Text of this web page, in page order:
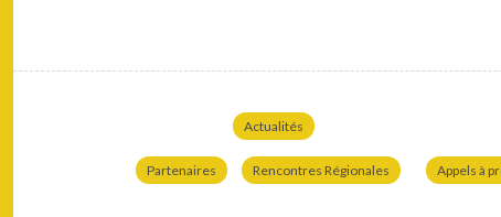
Actualités
Partenaires Rencontres Régionales Appels à